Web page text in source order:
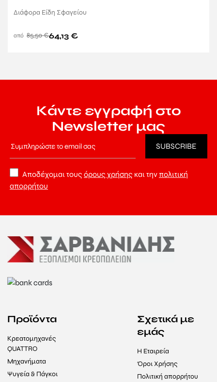
Διάφορα Είδη Σφαγείου
85,50€64,13 €
Αποδέχομαι τους όρους χρήσης και τηνπολιτική
απορρήτου
Κάντε εγγραφή στο
Newsletter μας
Προϊόντα
Κρεατομηχανές
QUATTRO
Μηχανήματα
Ψυγεία & Πάγκοι
Σχετικά με
εμάς
Η Εταιρεία
Όροι Χρήσης
Πολιτική απορρήτου